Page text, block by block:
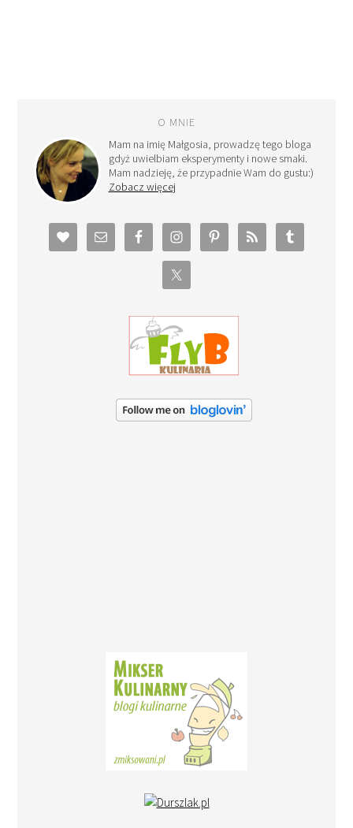
O MNIE
Mam na imię Małgosia, prowadzę tego bloga
gdyż uwielbiam eksperymenty i nowe smaki.
Mam nadzieję, że przypadnie Wam do gustu:)
Zobacz więcej